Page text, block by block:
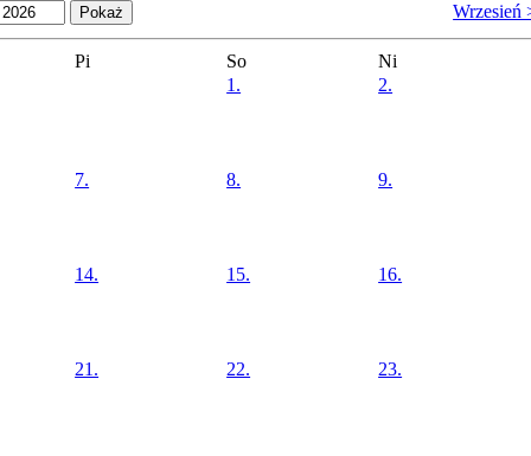
Wrzesień
Pi So
Ni
1.
2.
7. 8. 9.
14. 15. 16.
21. 22. 23.